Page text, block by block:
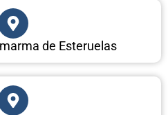
de Esteruelas